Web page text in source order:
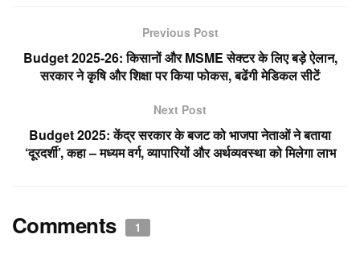
b
o
k
s
A
p
e
Previous Post
Budget 2025-26: किसानों और MSME सेक्टर के लिए बड़े ऐलान,
सरकार ने कृषि और शिक्षा पर किया फोकस, बढेंगी मेडिकल सीटें
Next Post
Budget 2025: केंद्र सरकार के बजट को भाजपा नेताओं ने बताया
‘दूरदर्शी’, कहा – मध्यम वर्ग, व्यापारियों और अर्थव्यवस्था को मिलेगा लाभ
Comments 1